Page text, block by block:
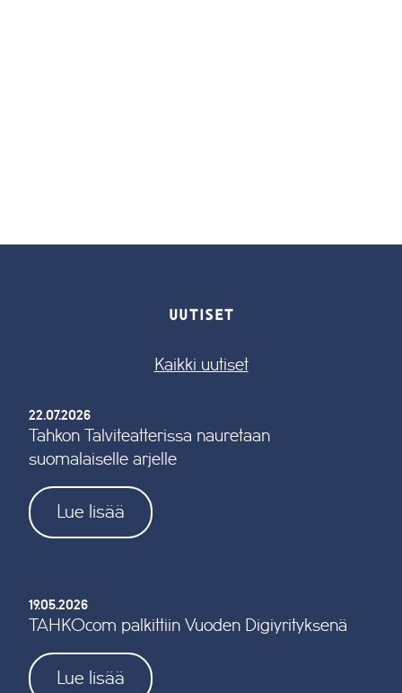
UUTISET
Kaikki uutiset
22.07.2026
Tahkon Talviteatterissa nauretaan
suomalaiselle arjelle
Lue lisää
19.05.2026
TAHKOcom palkittiin Vuoden Digiyrityksenä
Lue lisää